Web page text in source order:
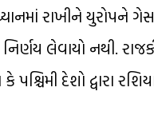
રાખીને
લેવાયો નથી.
દેશો દ્વારા